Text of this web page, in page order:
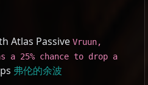
Atlas Passive Vruun,
a 25% chance to drop a
弗伦的余波